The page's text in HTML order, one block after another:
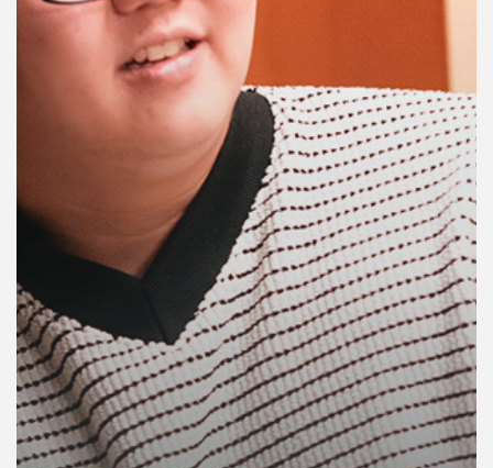
บทความ
ข่าว
กิจกรรม
เกี่ยว
กับ
เรา